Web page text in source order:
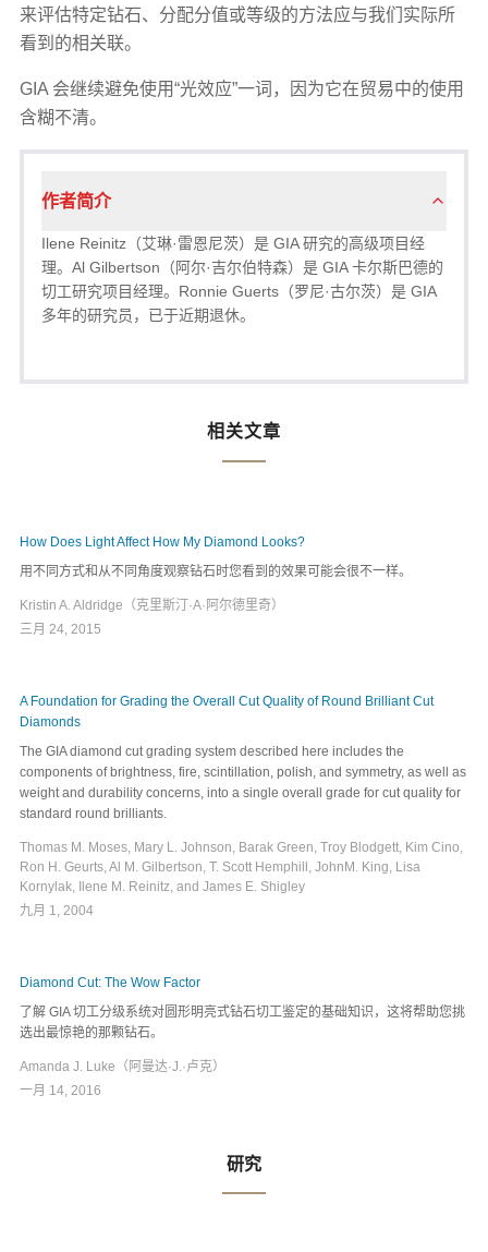
来评估特定钻石、分配分值或等级的方法应与我们实际所
看到的相关联。
GIA 会继续避免使用“光效应”一词，因为它在贸易中的使用
含糊不清。
作者简介
Ilene Reinitz（艾琳·雷恩尼茨）是 GIA 研究的高级项目经
理。Al Gilbertson（阿尔·吉尔伯特森）是 GIA 卡尔斯巴德的
切工研究项目经理。Ronnie Guerts（罗尼·古尔茨）是 GIA
多年的研究员，已于近期退休。
相关文章
How Does Light Affect How My Diamond Looks?
用不同方式和从不同角度观察钻石时您看到的效果可能会很不一样。
Kristin A. Aldridge（克里斯汀·A·阿尔德里奇）
三月 24, 2015
A Foundation for Grading the Overall Cut Quality of Round Brilliant Cut
Diamonds
The GIA diamond cut grading system described here includes the
components of brightness, fire, scintillation, polish, and symmetry, as well as
weight and durability concerns, into a single overall grade for cut quality for
standard round brilliants.
Thomas M. Moses, Mary L. Johnson, Barak Green, Troy Blodgett, Kim Cino,
Ron H. Geurts, Al M. Gilbertson, T. Scott Hemphill, JohnM. King, Lisa
Kornylak, Ilene M. Reinitz, and James E. Shigley
九月 1, 2004
Diamond Cut: The Wow Factor
了解 GIA 切工分级系统对圆形明亮式钻石切工鉴定的基础知识，这将帮助您挑
选出最惊艳的那颗钻石。
Amanda J. Luke（阿曼达·J.·卢克）
一月 14, 2016
研究